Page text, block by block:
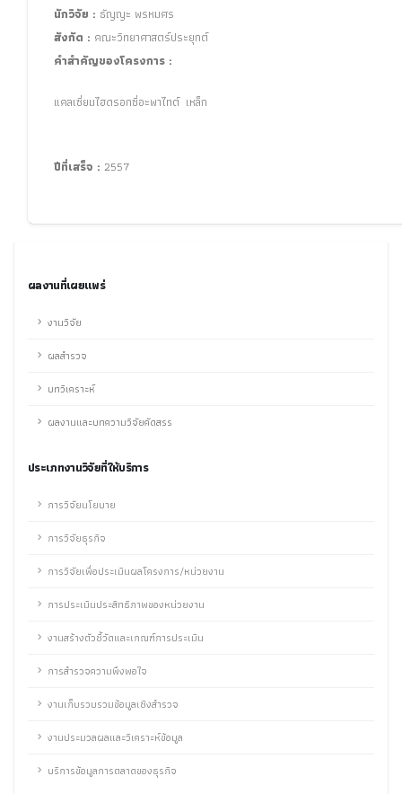
นักวิจัย : ธัญญะ พรหมศร
สังกัด : คณะวิทยาศาสตร์ประยุกต์
คำสำคัญของโครงการ :
แคลเซี่ยมไฮดรอกซี่อะพาไทต์ เหล็ก
ปีที่เสร็จ : 2557
ผลงานที่เผยแพร่
งานวิจัย
ผลสำรวจ
บทวิเคราะห์
ผลงานและบทความวิจัยคัดสรร
ประเภทงานวิจัยที่ให้บริการ
การวิจัยนโยบาย
การวิจัยธุรกิจ
การวิจัยเพื่อประเมินผลโครงการ/หน่วยงาน
การประเมินประสิทธิภาพของหน่วยงาน
งานสร้างตัวชี้วัดและเกณฑ์การประเมิน
การสำรวจความพึงพอใจ
งานเก็บรวบรวมข้อมูลเชิงสำรวจ
งานประมวลผลและวิเคราะห์ข้อมูล
บริการข้อมูลการตลาดของธุรกิจ